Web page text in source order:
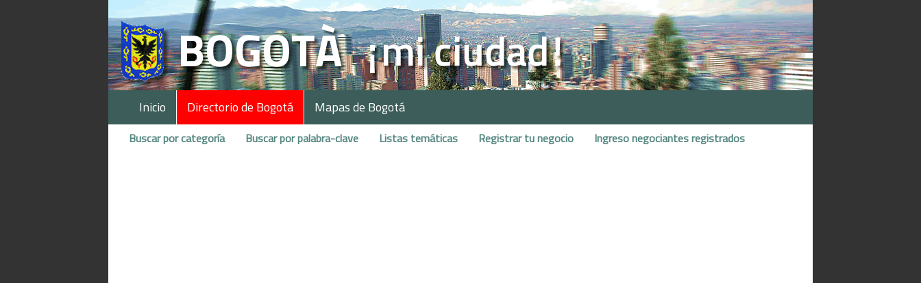
Inicio Directorio de Bogotá Mapas de Bogotá
Buscar por categoría Buscar por palabra-clave Listas temáticas Registrar tu negocio Ingreso negociantes registrados